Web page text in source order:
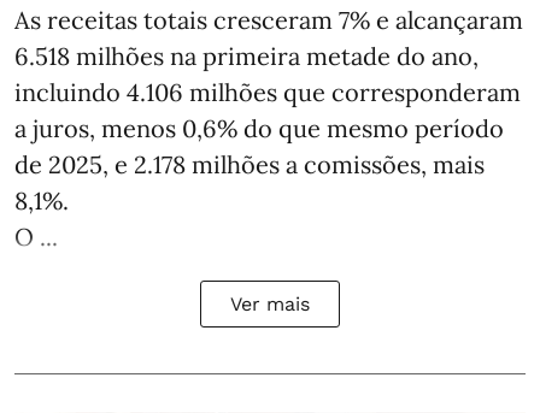
As receitas totais cresceram 7% e alcançaram
6.518 milhões na primeira metade do ano,
incluindo 4.106 milhões que corresponderam
a juros, menos 0,6% do que mesmo período
de 2025, e 2.178 milhões a comissões, mais
8,1%.
O ...
Ver mais